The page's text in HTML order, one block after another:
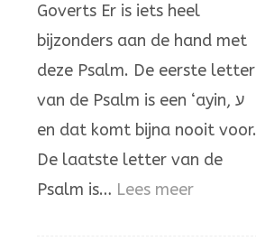
Goverts Er is iets heel
bijzonders aan de hand met
deze Psalm. De eerste letter
van de Psalm is een ‘ayin, ע
en dat komt bijna nooit voor.
De laatste letter van de
Psalm is… Lees meer: